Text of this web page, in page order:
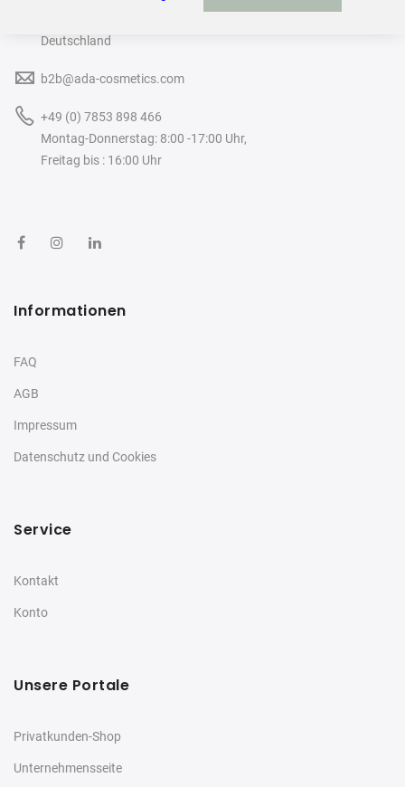
Deutschland
b2b@ada-cosmetics.com
+49 (0) 7853 898 466
Montag-Donnerstag: 8:00 -17:00 Uhr,
Freitag bis : 16:00 Uhr
Informationen
FAQ
AGB
Impressum
Datenschutz und Cookies
Service
Kontakt
Konto
Unsere Portale
Privatkunden-Shop
Unternehmensseite